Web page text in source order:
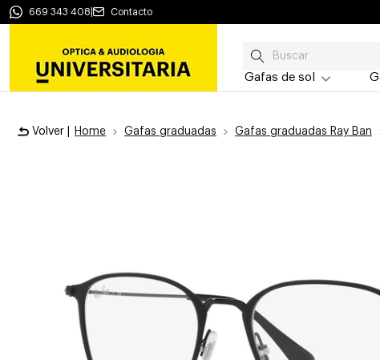
669 343 408 Contacto
Gafas de sol
Volver | Home Gafas graduadas Gafas graduadas Ray Ban